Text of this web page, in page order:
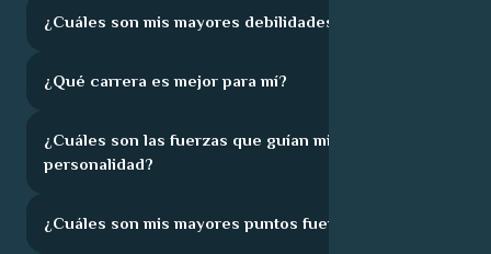
¿Cuáles son mis mayores debilidades?
¿Qué carrera es mejor para mí?
¿Cuáles son las fuerzas que guían mi
personalidad?
¿Cuáles son mis mayores puntos fuertes?